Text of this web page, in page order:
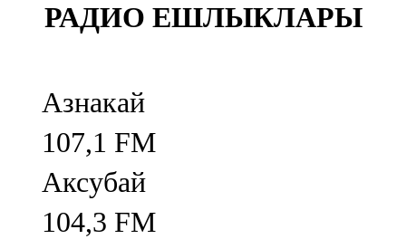
РАДИО ЕШЛЫКЛАРЫ
Азнакай
107,1 FM
Аксубай
104,3 FM